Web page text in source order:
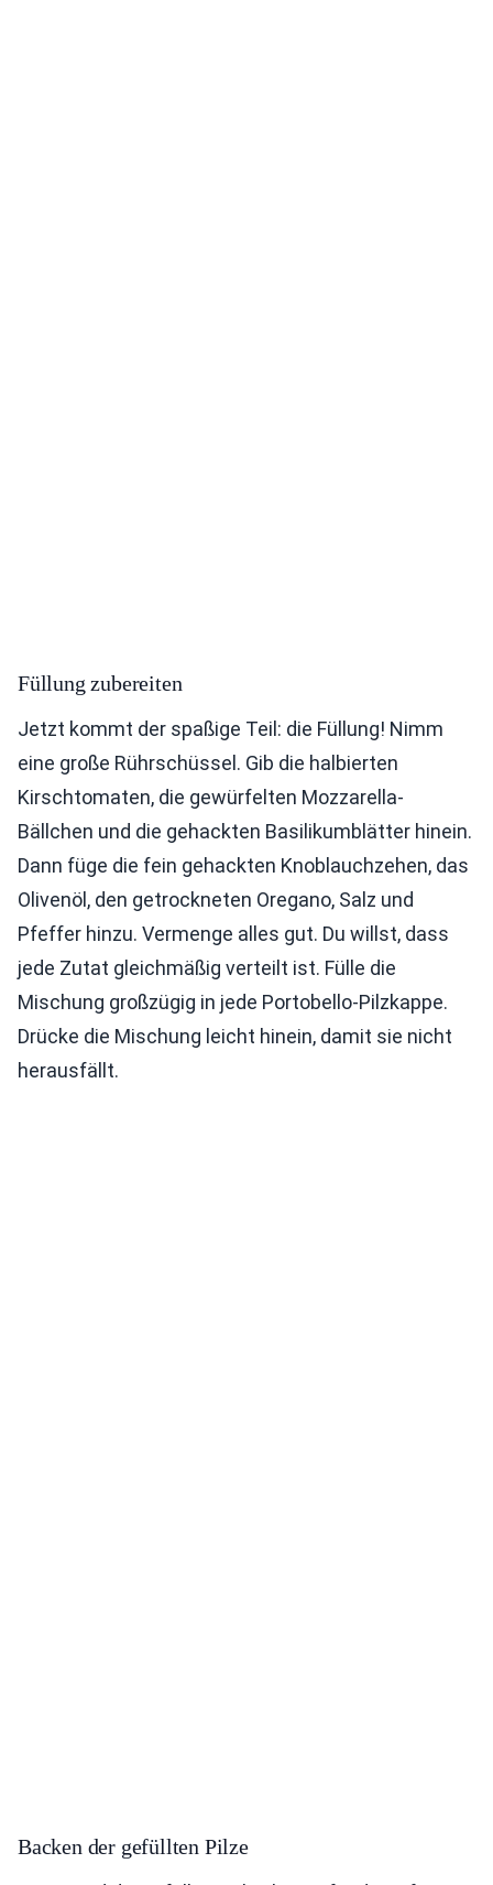
Füllung zubereiten
Jetzt kommt der spaßige Teil: die Füllung! Nimm
eine große Rührschüssel. Gib die halbierten
Kirschtomaten, die gewürfelten Mozzarella-
Bällchen und die gehackten Basilikumblätter hinein.
Dann füge die fein gehackten Knoblauchzehen, das
Olivenöl, den getrockneten Oregano, Salz und
Pfeffer hinzu. Vermenge alles gut. Du willst, dass
jede Zutat gleichmäßig verteilt ist. Fülle die
Mischung großzügig in jede Portobello-Pilzkappe.
Drücke die Mischung leicht hinein, damit sie nicht
herausfällt.
Backen der gefüllten Pilze